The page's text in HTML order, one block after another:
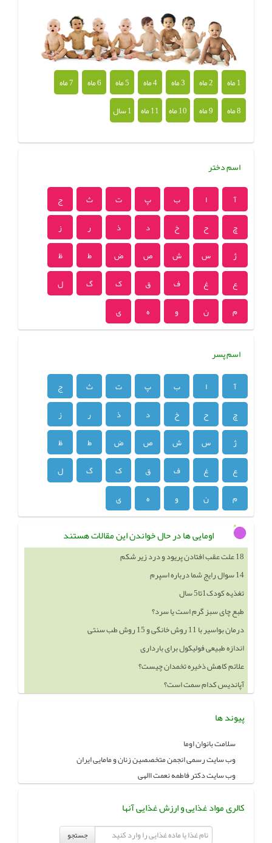
1 ماه 2 ماه 3 ماه 4 ماه 5 ماه 6 ماه
7 ماه
8 ماه
9 ماه 10 ماه 11 ماه 1 سال
اسم دختر
آ ا ب پ ت ث
ج
چ
ح خ د ذ ر
ز
ژ
س ش ص ض ط
ظ
ع
غ ف ق ک گ
ل
م
ن و ه ی
اسم پسر
آ ا ب پ ت ث
ج
چ
ح خ د ذ ر
ز
ژ
س ش ص ض ط
ظ
ع
غ ف ق ک گ
ل
م
ن و ه ی
اومایی ها در حال خواندن این مقالات هستند
18 علت عقب افتادن پریود و درد زیر شکم
14 سوال رایج شما درباره اسپرم
تغذیه کودک1تا5 سال
طبع چای سبز گرم است یا سرد؟
درمان بواسیر با 11 روش خانگی و 15 روش طب سنتی
اندازه طبیعی فولیکول برای بارداری
علائم کاهش ذخیره تخمدان چیست؟
آپاندیس کدام سمت است؟
پیوند ها
سلامت بانوان اوما
وب سایت رسمی انجمن متخصصین زنان و مامایی ایران
وب سایت دکتر فاطمه نعمت االهی
کالری مواد غذایی و ارزش غذایی آنها
جستجو